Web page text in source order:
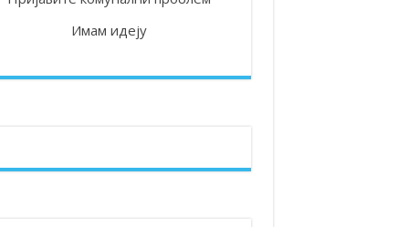
територији општине Лепосавић
Имам идеју